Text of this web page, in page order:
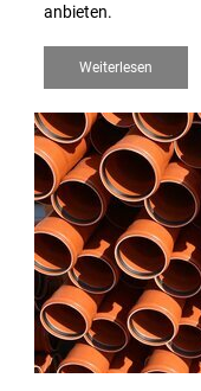
anbieten.
Weiterlesen